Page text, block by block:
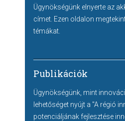
Ügynökségünk elnyerte az
címet. Ezen oldalon
témákat.
Publikációk
Ügynökségünk, mint
lehetőséget nyújt a "A régió
potenciáljának fejlesztése